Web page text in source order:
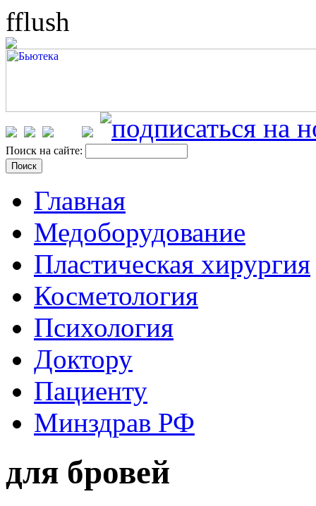
fflush
Поиск на сайте:
Главная
Медоборудование
Пластическая хирургия
Косметология
Психология
Доктору
Пациенту
Минздрав РФ
для бровей